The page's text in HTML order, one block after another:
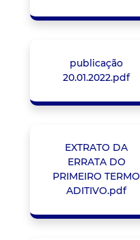
publicação
20.01.2022.pdf
EXTRATO DA
ERRATA DO
PRIMEIRO TERMO
ADITIVO.pdf